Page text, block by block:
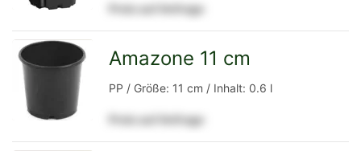
Detailseite
Preis auf Anfrage
Amazone 11 cm
PP / Größe: 11 cm / Inhalt: 0.6 l
Preis auf Anfrage